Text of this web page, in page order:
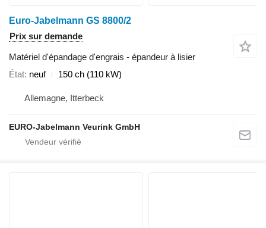
Euro-Jabelmann GS 8800/2
Prix sur demande
Matériel d'épandage d'engrais - épandeur à lisier
État neuf 150 ch (110 kW)
Allemagne, Itterbeck
EURO-Jabelmann Veurink GmbH